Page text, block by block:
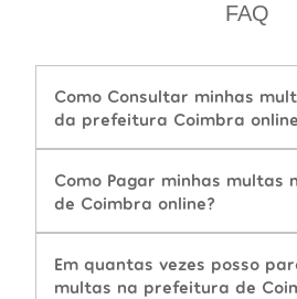
FAQ
Como Consultar minhas
da prefeitura Coimbra
Como Pagar minhas multas
de Coimbra online?
Em quantas vezes posso
multas na prefeitura de